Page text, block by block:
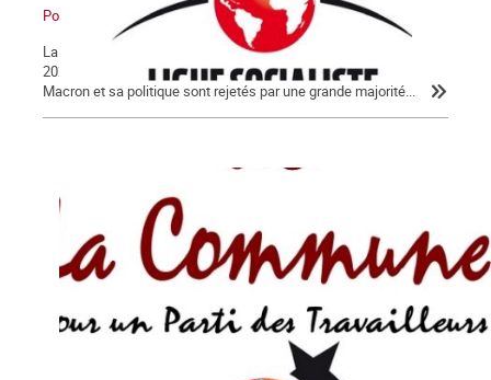
Pour en finir avec Macron !
La Lettre de La Commune, nouvelle série, n° 124 - Jeudi 30 janvier
2020 Après 56 jours d’un conflit historique, c’est peu dire que
Macron et sa politique sont rejetés par une grande majorité...